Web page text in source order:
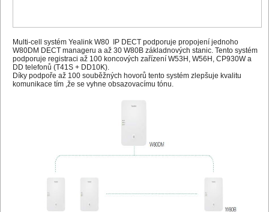
Multi-cell systém Yealink W80 IP DECT podporuje propojení jednoho
W80DM DECT manageru a až 30 W80B základnových stanic. Tento systém
podporuje registraci až 100 koncových zařízení W53H, W56H, CP930W a
DD telefonů (T41S + DD10K).
Díky podpoře až 100 souběžných hovorů tento systém zlepšuje kvalitu
komunikace tím ,že se vyhne obsazovacímu tónu.